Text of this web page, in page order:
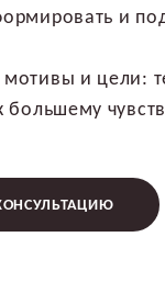
и
и цели:
большему